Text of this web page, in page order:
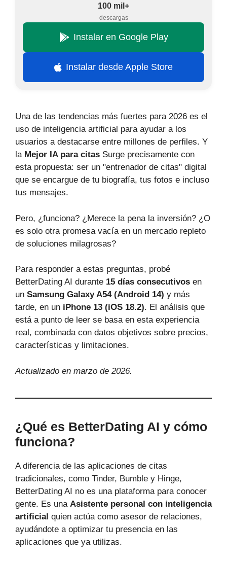
100 mil+
descargas
Instalar en Google Play
Instalar desde Apple Store
Una de las tendencias más fuertes para 2026 es el
uso de inteligencia artificial para ayudar a los
usuarios a destacarse entre millones de perfiles. Y
la Mejor IA para citas Surge precisamente con
esta propuesta: ser un "entrenador de citas" digital
que se encargue de tu biografía, tus fotos e incluso
tus mensajes.
Pero, ¿funciona? ¿Merece la pena la inversión? ¿O
es solo otra promesa vacía en un mercado repleto
de soluciones milagrosas?
Para responder a estas preguntas, probé
BetterDating AI durante 15 días consecutivos en
un Samsung Galaxy A54 (Android 14) y más
tarde, en un iPhone 13 (iOS 18.2). El análisis que
está a punto de leer se basa en esta experiencia
real, combinada con datos objetivos sobre precios,
características y limitaciones.
Actualizado en marzo de 2026.
¿Qué es BetterDating AI y cómo
funciona?
A diferencia de las aplicaciones de citas
tradicionales, como Tinder, Bumble y Hinge,
BetterDating AI no es una plataforma para conocer
gente. Es una Asistente personal con inteligencia
artificial quien actúa como asesor de relaciones,
ayudándote a optimizar tu presencia en las
aplicaciones que ya utilizas.